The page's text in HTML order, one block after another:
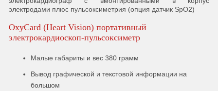
электродами плюс пульсоксиметрия (опция датчик SpO2)
OxyCard (Heart Vision) портативный
электрокардиоскоп-пульсоксиметр
Малые габариты и вес 380 грамм
Вывод графической и текстовой информации на
большом